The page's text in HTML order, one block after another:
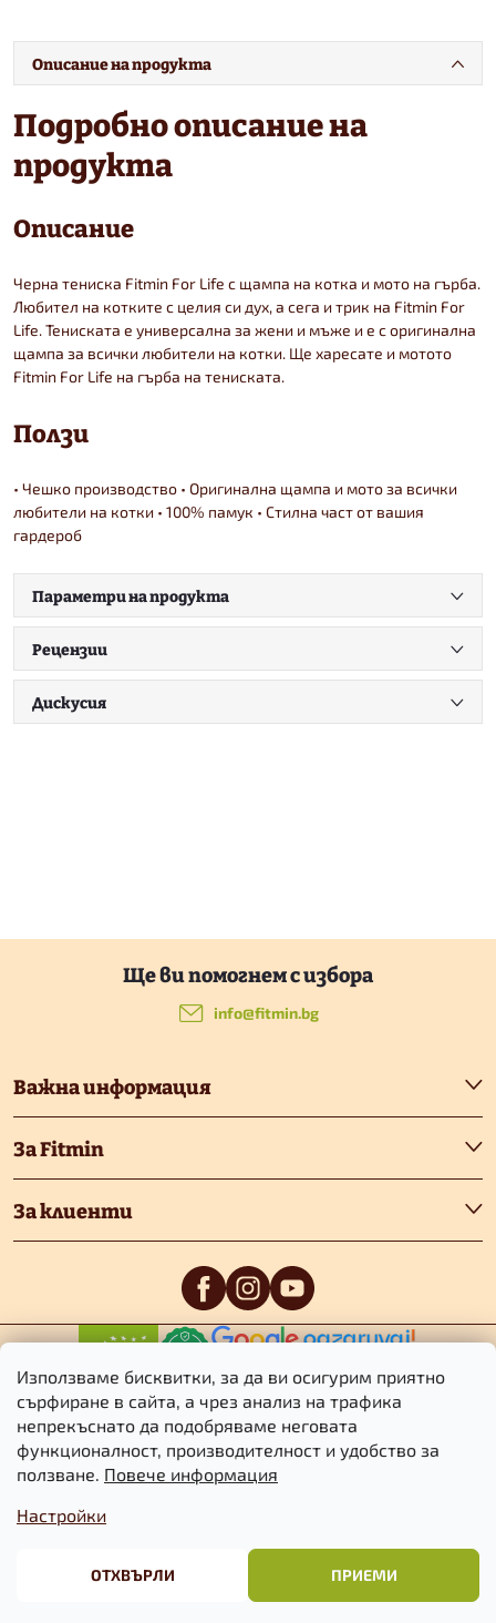
Използваме бисквитки, за да ви осигурим приятно
сърфиране в сайта, а чрез анализ на трафика
непрекъснато да подобряваме неговата
функционалност, производителност и удобство за
ползване. Повече информация
Настройки
ОТХВЪРЛИ ПРИЕМИ
Описание на продукта
Подробно описание на
продукта
Описание
Черна тениска Fitmin For Life с щампа на котка и мото на гърба.
Любител на котките с целия си дух, а сега и трик на Fitmin For
Life. Тениската е универсална за жени и мъже и е с оригинална
щампа за всички любители на котки. Ще харесате и мотото
Fitmin For Life на гърба на тениската.
Ползи
• Чешко производство • Оригинална щампа и мото за всички
любители на котки • 100% памук • Стилна част от вашия
гардероб
Параметри на продукта
Рецензии
Дискусия
т
е
р
Важна информация
За Fitmin
За клиенти
info@fitmin.bg
Търговски
бисквитките
поверителност
Авторско право 2026Fitmin.bg. Всички права запазени.
на настройките за бисквитките